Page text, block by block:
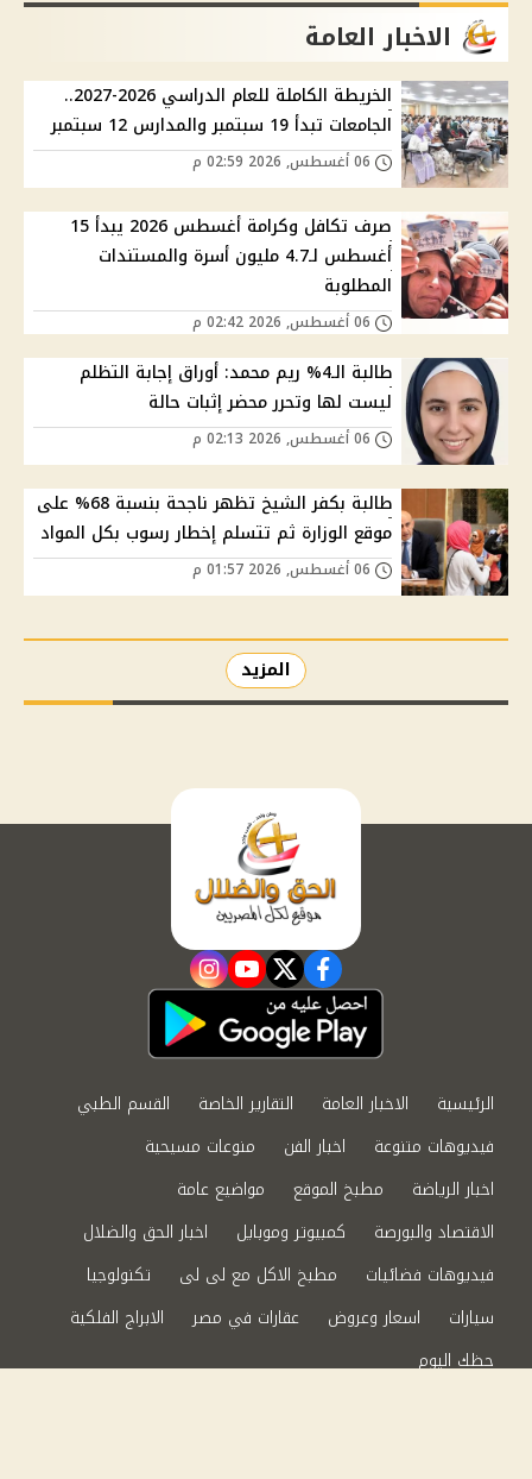
الاخبار العامة
الخريطة الكاملة للعام الدراسي 2026-2027..
الجامعات تبدأ 19 سبتمبر والمدارس 12 سبتمبر
صرف تكافل وكرامة أغسطس 2026 يبدأ 15
أغسطس لـ4.7 مليون أسرة والمستندات
المطلوبة
طالبة الـ4% ريم محمد: أوراق إجابة التظلم
ليست لها وتحرر محضر إثبات حالة
طالبة بكفر الشيخ تظهر ناجحة بنسبة 68% على
موقع الوزارة ثم تتسلم إخطار رسوب بكل المواد
المزيد
facebook
twitter
youtube
instagram
الرئيسية الاخبار العامة التقارير الخاصة
القسم الطبي
فيديوهات متنوعة
اخبار الفن
منوعات مسيحية
اخبار الرياضة
مطبخ الموقع
مواضيع عامة
الاقتصاد والبورصة
كمبيوتر وموبايل
اخبار الحق والضلال
فيديوهات فضائيات
مطبخ الاكل مع لى لى
تكنولوجيا
سيارات
اسعار وعروض عقارات في مصر
الابراج الفلكية
حظك اليوم